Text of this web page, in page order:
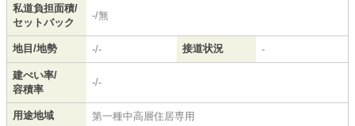
私道負担面積/
セットバック
-/無
地目/地勢 -/- 接道状況 -
建ぺい率/
容積率
-/-
用途地域 第一種中高層住居専用